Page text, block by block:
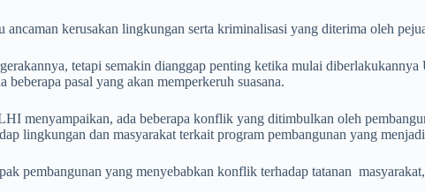
ancaman kerusakan lingkungan serta kriminalisasi yang diterima oleh
tetapi semakin dianggap penting ketika mulai
pasal yang akan memperkeruh suasana.
menyampaikan, ada beberapa konflik yang ditimbulkan oleh
lingkungan dan masyarakat terkait program pembangunan yang
pembangunan yang menyebabkan konflik terhadap tatanan